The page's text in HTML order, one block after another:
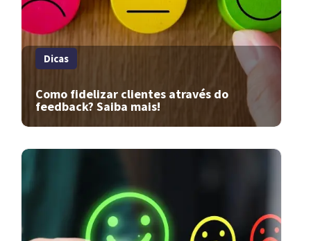
Dicas
Como fidelizar clientes através do
feedback? Saiba mais!